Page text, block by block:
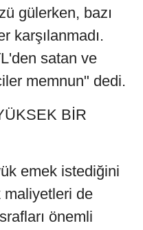
gülerken, bazı
karşılanmadı.
satan ve
memnun" dedi.
BİR
emek istediğini
maliyetleri de
önemli